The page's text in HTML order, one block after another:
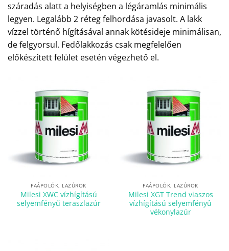
száradás alatt a helyiségben a légáramlás minimális
legyen. Legalább 2 réteg felhordása javasolt. A lakk
vízzel történő hígításával annak kötésideje minimálisan,
de felgyorsul. Fedőlakkozás csak megfelelően
előkészített felület esetén végezhető el.
FAÁPOLÓK, LAZÚROK
Milesi XWC vízhígítású
selyemfényű teraszlazúr
FAÁPOLÓK, LAZÚROK
Milesi XGT Trend viaszos
vízhígítású selyemfényû
vékonylazúr